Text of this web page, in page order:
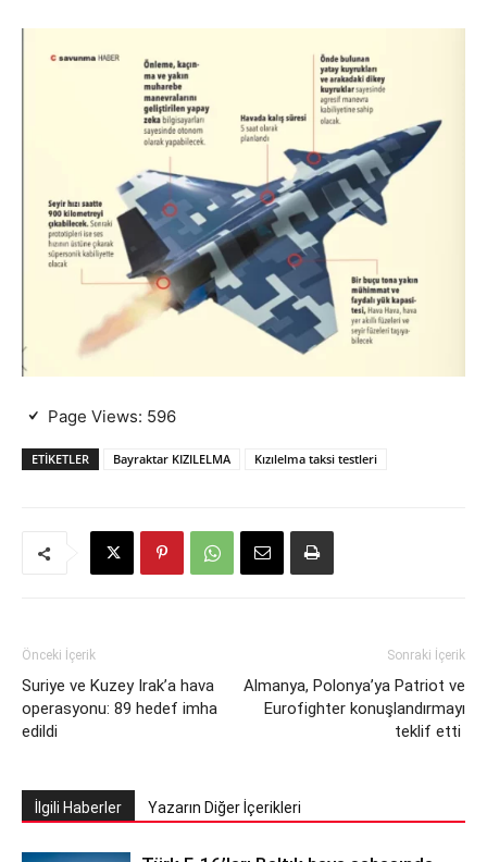
Page Views: 596
ETIKETLER Bayraktar KIZILELMA Kızılelma taksi testleri
Önceki İçerik
Suriye ve Kuzey Irak’a hava
operasyonu: 89 hedef imha
edildi
Sonraki İçerik
Almanya, Polonya’ya Patriot ve
Eurofighter konuşlandırmayı
teklif etti
İlgili Haberler Yazarın Diğer İçerikleri